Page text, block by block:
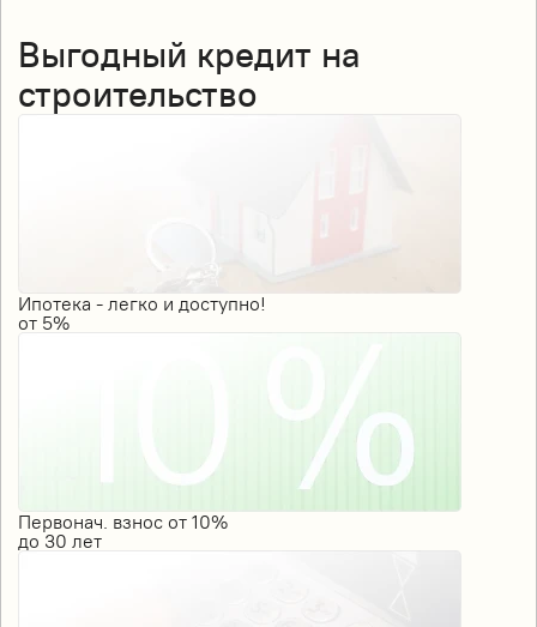
Выгодный кредит на
строительство
Ипотека - легко и доступно!
от 5%
Первонач. взнос от 10%
до30 лет